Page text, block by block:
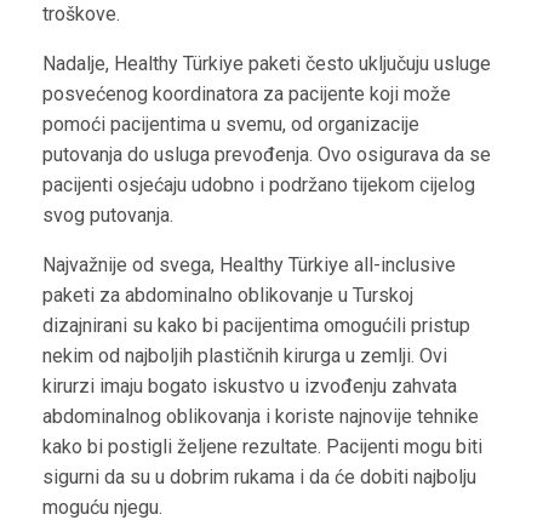
troškove.
Nadalje, Healthy Türkiye paketi često uključuju usluge
posvećenog koordinatora za pacijente koji može
pomoći pacijentima u svemu, od organizacije
putovanja do usluga prevođenja. Ovo osigurava da se
pacijenti osjećaju udobno i podržano tijekom cijelog
svog putovanja.
Najvažnije od svega, Healthy Türkiye all-inclusive
paketi za abdominalno oblikovanje u Turskoj
dizajnirani su kako bi pacijentima omogućili pristup
nekim od najboljih plastičnih kirurga u zemlji. Ovi
kirurzi imaju bogato iskustvo u izvođenju zahvata
abdominalnog oblikovanja i koriste najnovije tehnike
kako bi postigli željene rezultate. Pacijenti mogu biti
sigurni da su u dobrim rukama i da će dobiti najbolju
moguću njegu.